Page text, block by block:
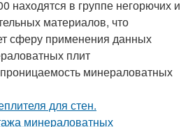
в группе негорючих и
материалов, что
сферу применения данных
плит
минераловатных